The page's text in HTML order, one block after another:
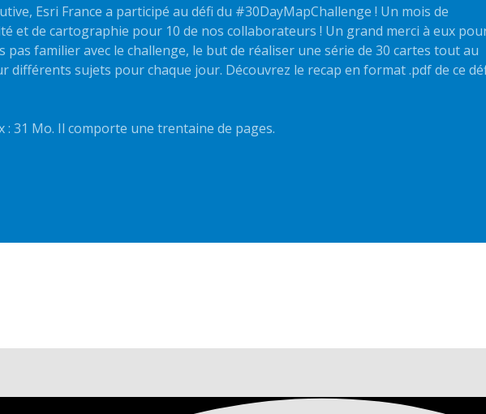
Esri France a participé au défi du #30DayMapChallenge ! Un mois de
et de cartographie pour 10 de nos collaborateurs ! Un grand merci à eux
pas familier avec le challenge, le but de réaliser une série de 30 cartes tout au
différents sujets pour chaque jour. Découvrez le recap en format .pdf de ce
31 Mo. Il comporte une trentaine de pages.